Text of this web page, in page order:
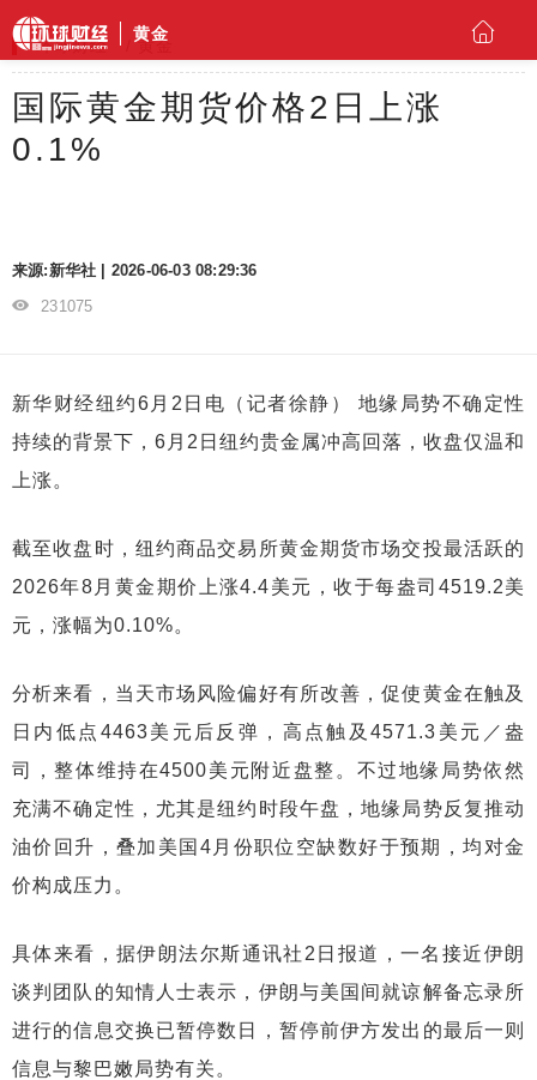
黄金
环球财经 黄金
国际黄金期货价格2日上涨
0.1%
来源:新华社 | 2026-06-03 08:29:36
231075
新华财经纽约6月2日电（记者徐静） 地缘局势不确定性
持续的背景下，6月2日纽约贵金属冲高回落，收盘仅温和
上涨。
截至收盘时，纽约商品交易所黄金期货市场交投最活跃的
2026年8月黄金期价上涨4.4美元，收于每盎司4519.2美
元，涨幅为0.10%。
分析来看，当天市场风险偏好有所改善，促使黄金在触及
日内低点4463美元后反弹，高点触及4571.3美元／盎
司，整体维持在4500美元附近盘整。不过地缘局势依然
充满不确定性，尤其是纽约时段午盘，地缘局势反复推动
油价回升，叠加美国4月份职位空缺数好于预期，均对金
价构成压力。
具体来看，据伊朗法尔斯通讯社2日报道，一名接近伊朗
谈判团队的知情人士表示，伊朗与美国间就谅解备忘录所
进行的信息交换已暂停数日，暂停前伊方发出的最后一则
信息与黎巴嫩局势有关。